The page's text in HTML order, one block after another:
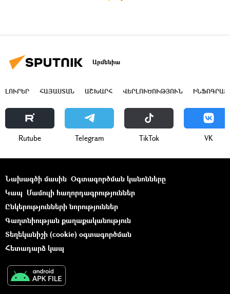
Արմենիա
ԼՈՒՐԵՐ ՀԱՅԱՍՏԱՆ ԱՇԽԱՐՀ ՎԵՐԼՈՒԾՈՒԹՅՈՒՆ
Rutube Telegram ТikТоk VK
Նախագծի մասին Օգտագործման կանոնները
Կապ Մամուլի հաղորդագրություններ
Ընկերությունների նորություններ
Գաղտնիության քաղաքականություն
Տեղեկանիշի (cookie) օգտագործման
Հետադարձ կապ